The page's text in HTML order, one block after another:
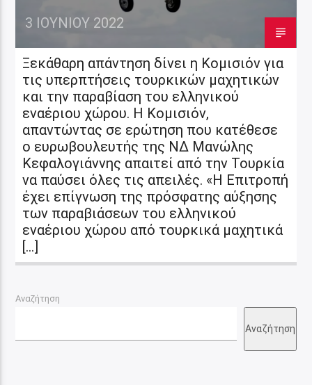
3 ΙΟΥΝΊΟΥ 2022
Ξεκάθαρη απάντηση δίνει η Κομισιόν για
τις υπερπτήσεις τουρκικών μαχητικών
και την παραβίαση του ελληνικού
εναέριου χώρου. Η Κομισιόν,
απαντώντας σε ερώτηση που κατέθεσε
ο ευρωβουλευτής της ΝΔ Μανώλης
Κεφαλογιάννης απαιτεί από την Τουρκία
να παύσει όλες τις απειλές. «Η Επιτροπή
έχει επίγνωση της πρόσφατης αύξησης
των παραβιάσεων του ελληνικού
εναέριου χώρου από τουρκικά μαχητικά
[…]
Αναζήτηση
Αναζήτηση